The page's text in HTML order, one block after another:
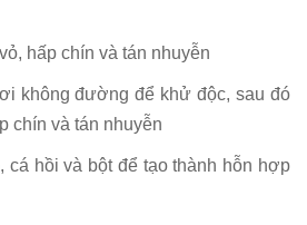
hấp chín và tán nhuyễn
không đường để khử độc, sau đó
chín và tán nhuyễn
cá hồi và bột để tạo thành hỗn hợp